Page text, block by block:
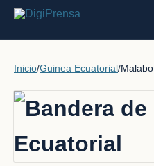
Inicio/Guinea Ecuatorial/Malabo